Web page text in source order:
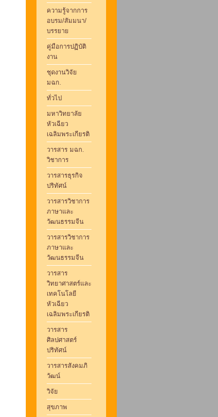
ความรู้จากการ
อบรม/สัมมนา/
บรรยาย
คู่มือการปฏิบัติ
งาน
ชุดงานวิจัย
มฉก.
ทั่วไป
มหาวิทยาลัย
หัวเฉียว
เฉลิมพระเกียรติ
วารสาร มฉก.
วิชาการ
วารสารธุรกิจ
ปริทัศน์
วารสารวิชาการ
ภาษาและ
วัฒนธรรมจีน
วารสารวิชาการ
ภาษาและ
วัฒนธรรมจีน
วารสาร
วิทยาศาสตร์และ
เทคโนโลยี
หัวเฉียว
เฉลิมพระเกียรติ
วารสาร
ศิลปศาสตร์
ปริทัศน์
วารสารสังคมภิ
วัฒน์
วิจัย
สุขภาพ